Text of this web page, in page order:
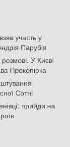
участь у
Парубія
У Києві
Прокопюка
Сотні
прийди на